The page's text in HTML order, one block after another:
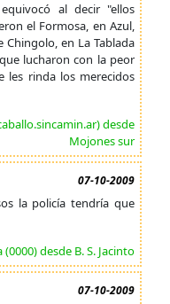
al decir "ellos
el Formosa, en Azul,
Chingolo, en La Tablada
lucharon con la peor
les rinda los merecidos
desde
Mojones sur
07-10-2009
la policía tendría que
desde B. S. Jacinto
07-10-2009